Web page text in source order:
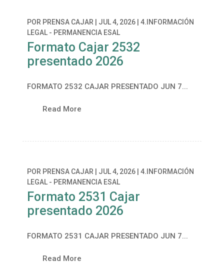
POR PRENSA CAJAR JUL 4, 2026| 4.INFORMACIÓN
LEGAL - PERMANENCIA ESAL
Formato Cajar 2532
presentado 2026
FORMATO 2532 CAJAR PRESENTADO JUN 7...
Read More
POR PRENSA CAJAR JUL 4, 2026| 4.INFORMACIÓN
LEGAL - PERMANENCIA ESAL
Formato 2531 Cajar
presentado 2026
FORMATO 2531 CAJAR PRESENTADO JUN 7...
Read More